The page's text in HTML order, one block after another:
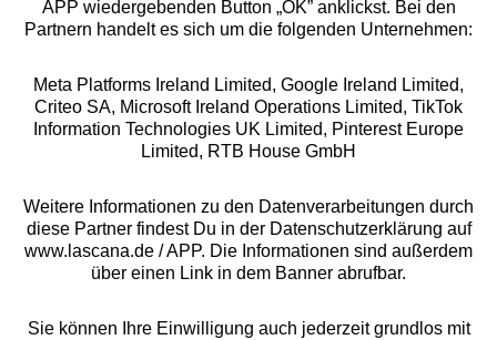
Alle Preise inkl. MwSt., zzgl.
Versandkosten
** Bonität vorausgesetzt, berechtigt zur Bonitätsprüfung
APP wiedergebenden Button „OK” anklickst. Bei den
Partnern handelt es sich um die folgenden Unternehmen:
Meta Platforms Ireland Limited, Google Ireland Limited,
Criteo SA, Microsoft Ireland Operations Limited, TikTok
Information Technologies UK Limited, Pinterest Europe
Limited, RTB House GmbH
Weitere Informationen zu den Datenverarbeitungen durch
diese Partner findest Du in der Datenschutzerklärung auf
www.lascana.de / APP. Die Informationen sind außerdem
über einen Link in dem Banner abrufbar.
Sie können Ihre Einwilligung auch jederzeit grundlos mit